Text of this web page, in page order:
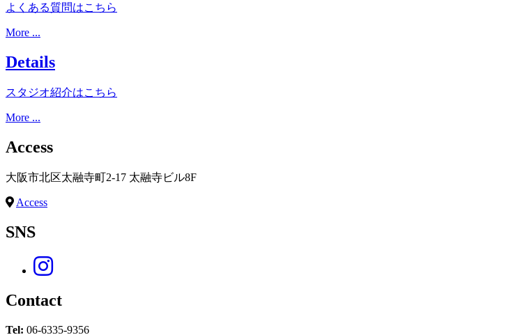
よくある質問はこちら
More ...
Details
スタジオ紹介はこちら
More ...
Access
大阪市北区太融寺町2-17 太融寺ビル8F
Access
SNS
Contact
Tel: 06-6335-9356